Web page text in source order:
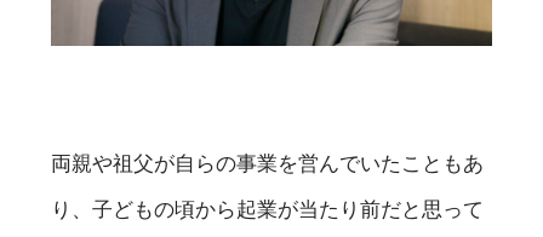
両親や祖父が自らの事業を営んでいたこともあ
り、子どもの頃から起業が当たり前だと思って